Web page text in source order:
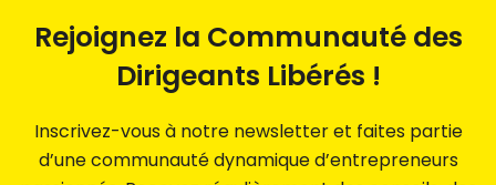
Rejoignez la Communauté des
Dirigeants Libérés !
Inscrivez-vous à notre newsletter et faites partie
d’une communauté dynamique d’entrepreneurs